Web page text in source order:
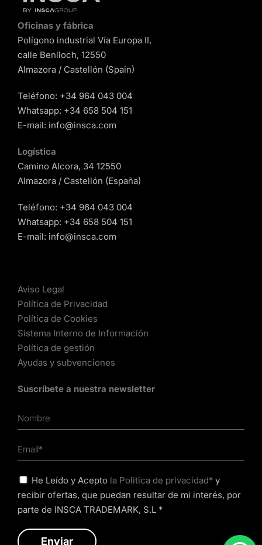
Oficinas y fábrica
Polígono industrial Vía Europa II,
calle Benlloch, 12550
Almazora / Castellón (Spain)
Teléfono: +34 964 043 004
Whatsapp: +34 658 504 151
E-mail: info@insca.com
Logística
Camino Alcora, 34 12550
Almazora / Castellón (España)
Teléfono: +34 964 043 004
Whatsapp: +34 658 504 151
E-mail: info@insca.com
Aviso Legal
Política de Privacidad
Política de Cookies
Sistema Interno de Información
Política de gestión
Ayudas y subvenciones
Suscríbete a nuestra newsletter
He Leído y Acepto la Politica de privacidad* y
recibir ofertas, que puedan resultar de mi interés, por
parte de INSCA TRADEMARK, S.L *